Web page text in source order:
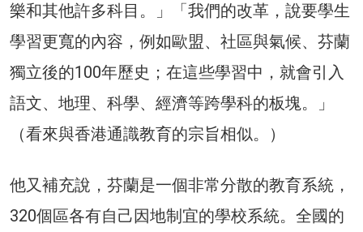
樂和其他許多科目。」「我們的改革，說要學生
學習更寬的內容，例如歐盟、社區與氣候、芬蘭
獨立後的100年歷史；在這些學習中，就會引入
語文、地理、科學、經濟等跨學科的板塊。」
（看來與香港通識教育的宗旨相似。）
他又補充說，芬蘭是一個非常分散的教育系統，
320個區各有自己因地制宜的學校系統。全國的